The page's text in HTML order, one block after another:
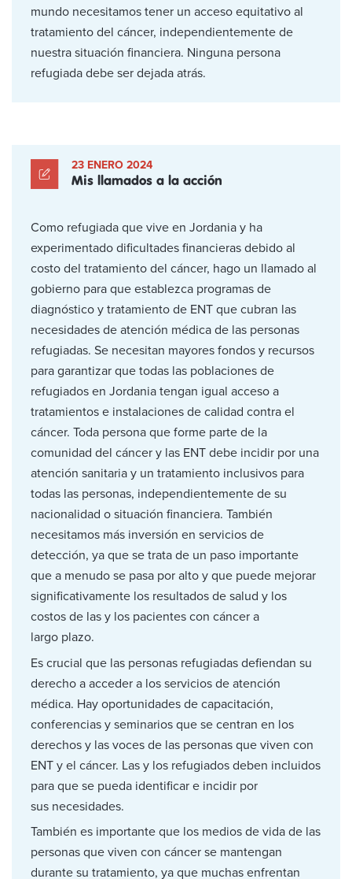
mundo necesitamos tener un acceso equitativo al
tratamiento del cáncer, independientemente de
nuestra situación financiera. Ninguna persona
refugiada debe ser dejada atrás.
23 ENERO 2024
Mis llamados a la acción
Como refugiada que vive en Jordania y ha
experimentado dificultades financieras debido al
costo del tratamiento del cáncer, hago un llamado al
gobierno para que establezca programas de
diagnóstico y tratamiento de ENT que cubran las
necesidades de atención médica de las personas
refugiadas. Se necesitan mayores fondos y recursos
para garantizar que todas las poblaciones de
refugiados en Jordania tengan igual acceso a
tratamientos e instalaciones de calidad contra el
cáncer. Toda persona que forme parte de la
comunidad del cáncer y las ENT debe incidir por una
atención sanitaria y un tratamiento inclusivos para
todas las personas, independientemente de su
nacionalidad o situación financiera. También
necesitamos más inversión en servicios de
detección, ya que se trata de un paso importante
que a menudo se pasa por alto y que puede mejorar
significativamente los resultados de salud y los
costos de las y los pacientes con cáncer a
largo plazo.
Es crucial que las personas refugiadas defiendan su
derecho a acceder a los servicios de atención
médica. Hay oportunidades de capacitación,
conferencias y seminarios que se centran en los
derechos y las voces de las personas que viven con
ENT y el cáncer. Las y los refugiados deben incluidos
para que se pueda identificar e incidir por
sus necesidades.
También es importante que los medios de vida de las
personas que viven con cáncer se mantengan
durante su tratamiento, ya que muchas enfrentan